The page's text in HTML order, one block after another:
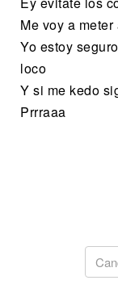
Me voy a
Yo estoy
loco
Y si me kedo
Prrraaa